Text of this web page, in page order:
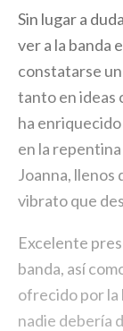
Sin lugar a
ver a la banda
constatarse
tanto en ideas
ha
en la
Joanna, llenos
vibrato que
Excelente
banda, así
ofrecido por la
nadie debería